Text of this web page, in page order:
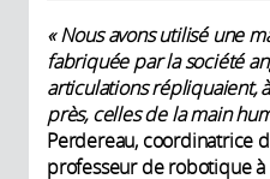
« Nous avons utilisé une
fabriquée par la société
articulations répliquaient,
près, celles de la main
Perdereau, coordinatrice
professeur de robotique à